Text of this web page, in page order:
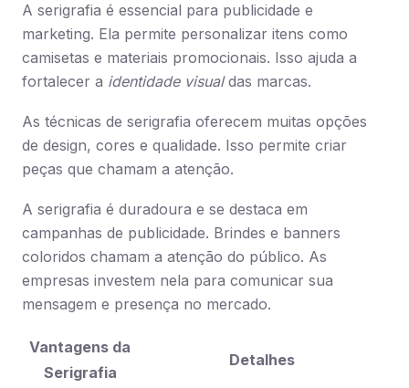
A serigrafia é essencial para publicidade e
marketing. Ela permite personalizar itens como
camisetas e materiais promocionais. Isso ajuda a
fortalecer a identidade visualdas marcas.
As técnicas de serigrafia oferecem muitas opções
de design, cores e qualidade. Isso permite criar
peças que chamam a atenção.
A serigrafia é duradoura e se destaca em
campanhas de publicidade. Brindes e banners
coloridos chamam a atenção do público. As
empresas investem nela para comunicar sua
mensagem e presença no mercado.
Vantagens da
Serigrafia
Detalhes